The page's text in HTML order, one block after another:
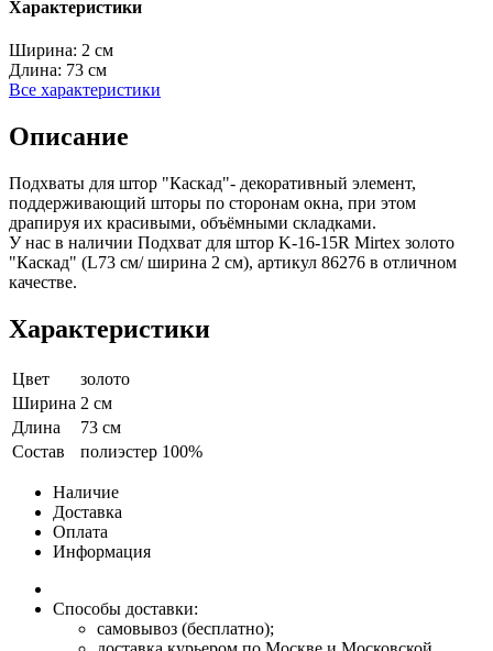
Характеристики
Ширина: 2 см
Длина: 73 см
Все характеристики
Описание
Подхваты для штор "Каскад"- декоративный элемент,
поддерживающий шторы по сторонам окна, при этом
драпируя их красивыми, объёмными складками.
У нас в наличии Подхват для штор K-16-15R Mirtex золото
"Каскад" (L73 см/ ширина 2 см), артикул 86276 в отличном
качестве.
Характеристики
Цвет
золото
Ширина 2 см
Длина
73 см
Состав
полиэстер 100%
Наличие
Доставка
Оплата
Информация
Способы доставки:
самовывоз (бесплатно);